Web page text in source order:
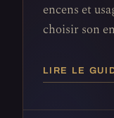
encens et
choisir son
LIRE LE